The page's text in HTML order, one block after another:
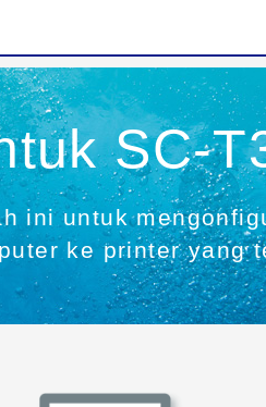
SC-
ini untuk
ke printer yang